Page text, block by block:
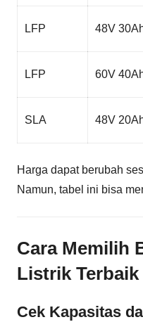
LFP 48V
LFP 60V
SLA 48V
Harga dapat berubah
Namun, tabel ini bisa
Cara Memilih
Listrik Terbaik
Cek Kapasitas